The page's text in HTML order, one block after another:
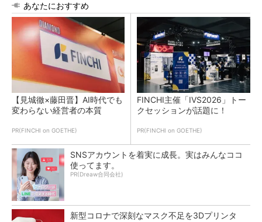
あなたにおすすめ
【見城徹×藤田晋】AI時代でも
変わらない経営者の本質
PR(FINCHI on GOETHE)
FINCHI主催「IVS2026」トー
クセッションが話題に！
PR(FINCHI on GOETHE)
SNSアカウントを着実に成長。実はみんなココ
使ってます。
PR(Dreaw合同会社)
新型コロナで深刻なマスク不足を3Dプリンタ